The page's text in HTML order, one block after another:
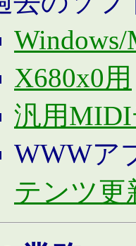
Windows/
X680x0用
汎用
WWWア
テンツ更